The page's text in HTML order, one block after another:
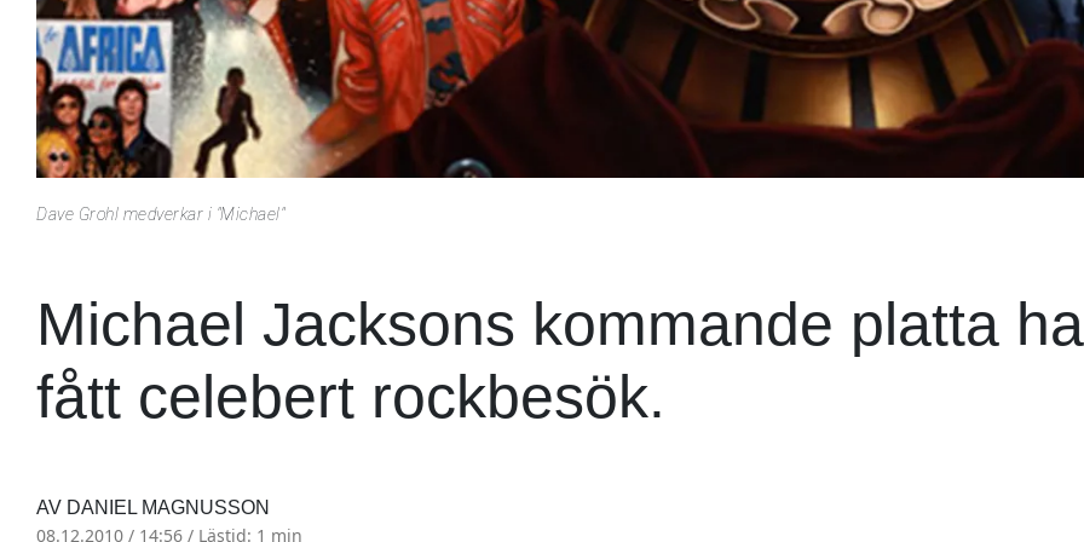
Dave Grohl medverkar i "Michael"
Michael Jacksons kommande platta
fått celebert rockbesök.
AV DANIEL MAGNUSSON
08.12.2010 / 14:56 / Lästid: 1 min